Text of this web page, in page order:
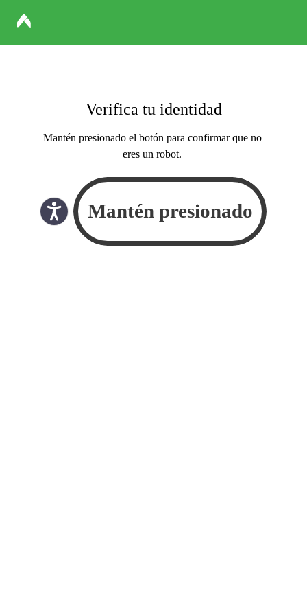
Verifica tu identidad
Mantén presionado el botón para confirmar que no
eres un robot.